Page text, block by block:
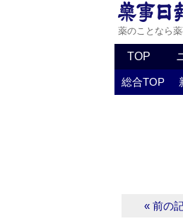
薬のことなら
TOP
総合TOP
« 前の